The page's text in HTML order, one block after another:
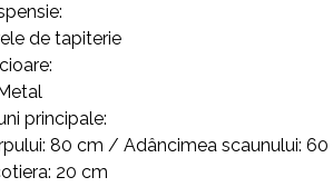
de tapiterie
Metal
principale:
80 cm / Adâncimea scaunului:
20 cm